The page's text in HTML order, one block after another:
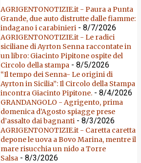
AGRIGENTONOTIZIE.it - Paura a Punta
Grande, due auto distrutte dalle fiamme:
indagano i carabinieri - 8/7/2026
AGRIGENTONOTIZIE.it - Le radici
siciliane di Ayrton Senna raccontate in
un libro: Giacinto Pipitone ospite del
Circolo della stampa - 8/5/2026
“Il tempo dei Senna- Le origini di
Ayrton in Sicilia”: Il Circolo della Stampa
incontra Giacinto Pipitone. - 8/4/2026
GRANDANGOLO - Agrigento, prima
domenica d’Agosto spiagge prese
d’assalto dai bagnanti - 8/3/2026
AGRIGENTONOTIZIE.it - Caretta caretta
depone le uova a Bovo Marina, mentre il
mare risucchia un nido a Torre
Salsa - 8/3/2026